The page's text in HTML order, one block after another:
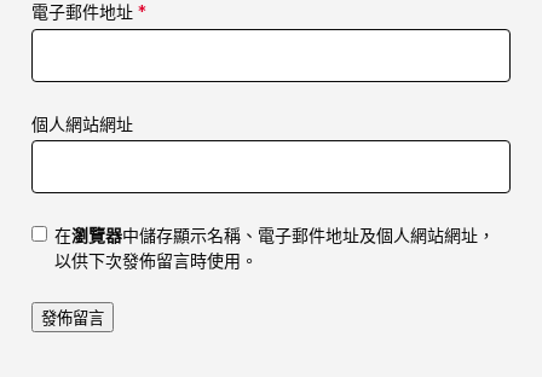
電子郵件地址 *
個人網站網址
在瀏覽器中儲存顯示名稱、電子郵件地址及個人網站網址，
以供下次發佈留言時使用。